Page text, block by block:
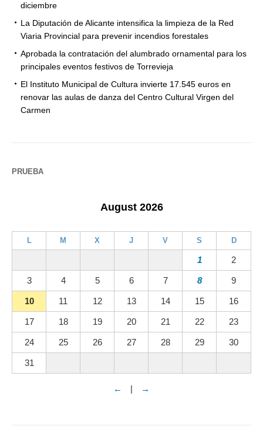
diciembre
La Diputación de Alicante intensifica la limpieza de la Red
Viaria Provincial para prevenir incendios forestales
Aprobada la contratación del alumbrado ornamental para los
principales eventos festivos de Torrevieja
El Instituto Municipal de Cultura invierte 17.545 euros en
renovar las aulas de danza del Centro Cultural Virgen del
Carmen
PRUEBA
August 2026
L M X J V S D
1 2
3 4 5 6 7 8 9
10 11 12 13 14 15 16
17 18 19 20 21 22 23
24 25 26 27 28 29 30
31
← | →